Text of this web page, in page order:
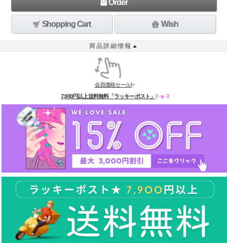
Order
Shopping Cart Wish
商品詳細情報
会員価格セール!♥
7,900円以上送料無料「ラッキーポスト」 ʕ·ᴥ·ʔ